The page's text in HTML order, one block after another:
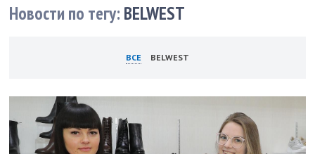
Новости по тегу: BELWEST
ВСЕ BELWEST